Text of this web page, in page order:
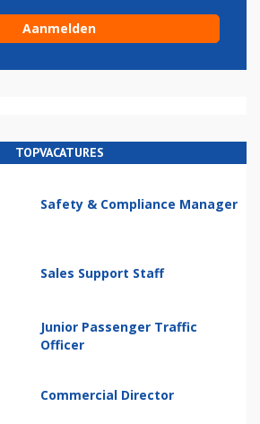
TOPVACATURES
Safety & Compliance Manager
Sales Support Staff
Junior Passenger Traffic
Officer
Commercial Director